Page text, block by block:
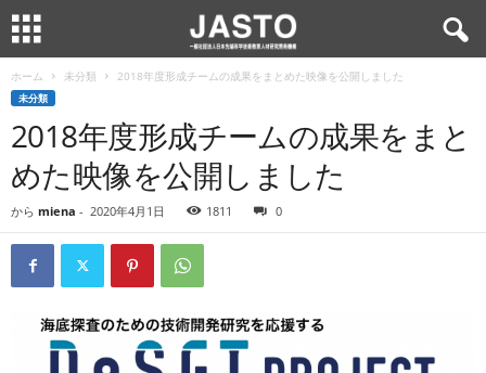
ホーム 未分類 2018年度形成チームの成果をまとめた映像を公開しました
未分類
2018年度形成チームの成果をまと
めた映像を公開しました
から miena - 2020年4月1日 1811 0